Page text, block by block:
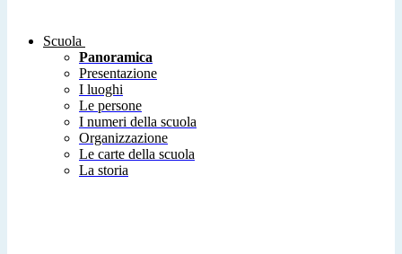
Scuola
Panoramica
Presentazione
I luoghi
Le persone
I numeri della scuola
Organizzazione
Le carte della scuola
La storia